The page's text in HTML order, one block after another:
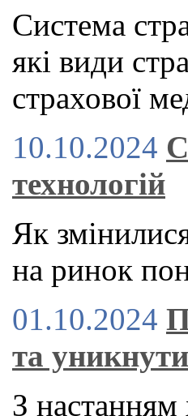
Система
які види
страхової
10.10.2024
технологій
Як
на ринок
01.10.2024
та
З настанням